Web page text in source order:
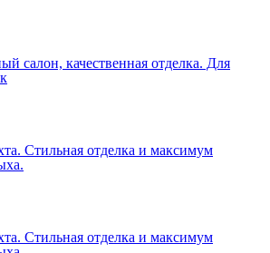
салон, качественная отделка. Для
Стильная отделка и максимум
Стильная отделка и максимум